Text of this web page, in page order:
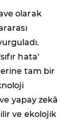
olarak
hata'
tam bir
yapay zekâ
ve ekolojik